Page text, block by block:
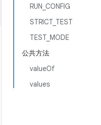
RUN_CONFIG
STRICT_TEST
TEST_MODE
公共方法
valueOf
values